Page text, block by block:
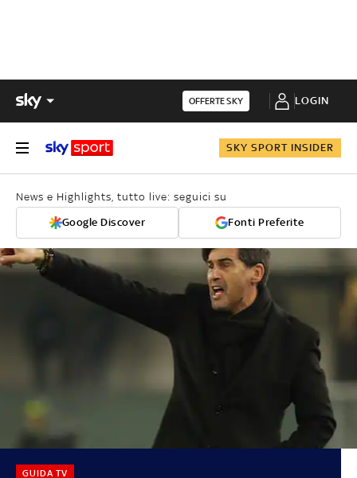
OFFERTE SKY LOGIN
SKY SPORT INSIDER
News e Highlights, tutto live: seguici su
Google Discover Fonti Preferite
GUIDA TV